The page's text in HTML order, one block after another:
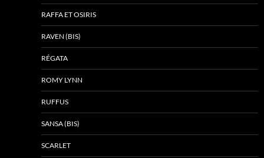
RAFFA ET OSIRIS
RAVEN (BIS)
RÉGATA
ROMY LYNN
RUFFUS
SANSA (BIS)
SCARLET